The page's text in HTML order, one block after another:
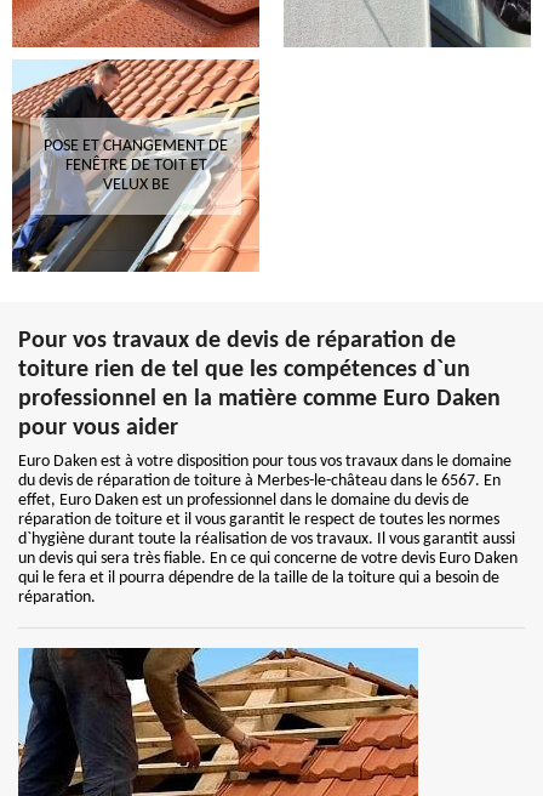
POSE ET CHANGEMENT DE
FENÊTRE DE TOIT ET
VELUX BE
Pour vos travaux de devis de réparation de
toiture rien de tel que les compétences d`un
professionnel en la matière comme Euro Daken
pour vous aider
Euro Daken est à votre disposition pour tous vos travaux dans le domaine
du devis de réparation de toiture à Merbes-le-château dans le 6567. En
effet, Euro Daken est un professionnel dans le domaine du devis de
réparation de toiture et il vous garantit le respect de toutes les normes
d`hygiène durant toute la réalisation de vos travaux. Il vous garantit aussi
un devis qui sera très fiable. En ce qui concerne de votre devis Euro Daken
qui le fera et il pourra dépendre de la taille de la toiture qui a besoin de
réparation.